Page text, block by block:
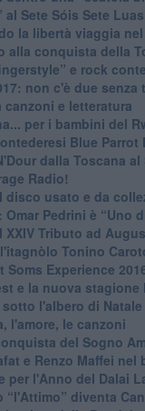
al Sete Sóis Sete Luas
la libertà viaggia nel
alla conquista della
e rock
non c'è due senza
e letteratura
per i bambini del
Blue Parrot
dalla Toscana al
Radio!
disco usato e da
Pedrini è “Uno
Tributo ad
Tonino
Experience
e la nuova stagione
l'albero di Natale
l'amore, le canzoni
del Sogno
e Renzo Maffei nel
per l'Anno del Dalai
diventa